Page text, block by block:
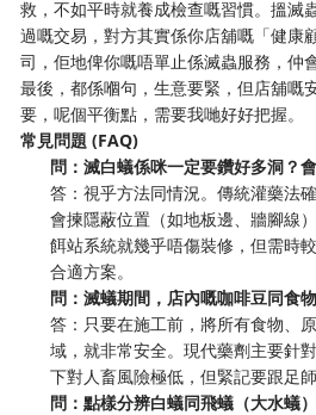
救，不如平時就養成檢查嘅習慣。搵滅
過嘅交易，對方其實係你店舖嘅「健康
司，佢地俾你嘅唔單止係滅蟲服務，仲
最後，都係嗰句，生意要緊，但店舖嘅
要，呢個平衡點，需要我哋好好把握。
常見問題 (FAQ)
問：滅白蟻係咪一定要鑽好多洞？
答：視乎方法同情況。傳統灌藥法
會揀隱蔽位置（如地板邊、牆腳線
餌站系統就幾乎唔傷裝修，但需時
合適方案。
問：滅蟻期間，店內嘅咖啡豆同食
答：只要在施工前，將所有食物、
域，就非常安全。現代藥劑主要針
下對人畜風險極低，但緊記要跟足
問：點樣分辨白蟻同飛蟻（大水蟻